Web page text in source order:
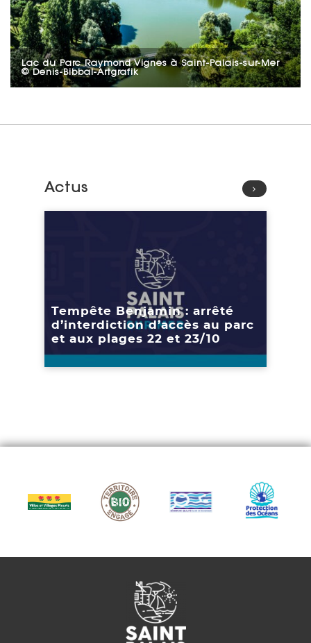
Lac du Parc Raymond Vignes à Saint-Palais-sur-Mer
© Denis-Bibbal-Artgrafik
Actus
Tempête Benjamin : arrêté
d’interdiction d’accès au parc
et aux plages 22 et 23/10